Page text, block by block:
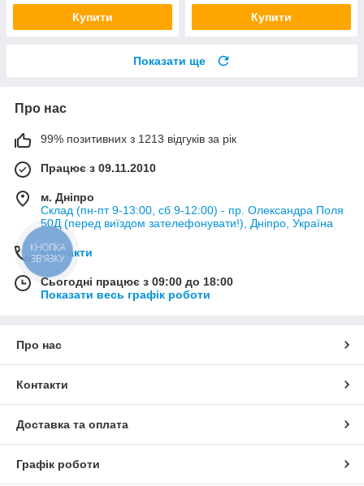
Купити Купити
Показати ще
Про нас
99% позитивних з 1213 відгуків за рік
Працює з 09.11.2010
м. Дніпро
Склад (пн-пт 9-13:00, сб 9-12:00) - пр. Олександра Поля
50Д (перед виїздом зателефонувати!), Дніпро, Україна
Контакти
Сьогодні працює з 09:00 до 18:00
Показати весь графік роботи
Про нас
Контакти
Доставка та оплата
Графік роботи
КНОПКА
ЗВ'ЯЗКУ